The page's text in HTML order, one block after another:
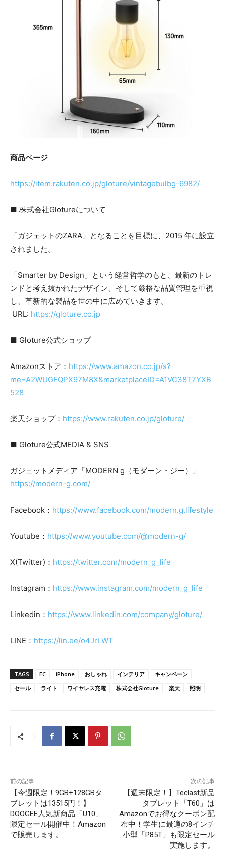
商品ページ
https://item.rakuten.co.jp/gloture/vintagebulbg-6982/
■ 株式会社Glotureについて
「ガジェットのZARA」となることを目標に、2015 年に設立
されました。
「Smarter by Design」という経営哲学のもと、最新のトレ
ンドと考え抜かれたデザイン、そして厳格な品質管理を重視
し、革新的な製品を世の中に広めていきます。
URL: https://gloture.co.jp
■ Gloture公式ショップ
Amazonストア： https://www.amazon.co.jp/s?
me=A2WUGFQPX97M8X&marketplaceID=A1VC38T7YXB
528
楽天ショップ： https://www.rakuten.co.jp/gloture/
■ Gloture公式MEDIA & SNS
ガジェットメディア「MODERN g（モダーン・ジー）」
https://modern-g.com/
Facebook： https://www.facebook.com/modern.g.lifestyle
Youtube： https://www.youtube.com/@modern-g/
X(Twitter)： https://twitter.com/modern_g_life
Instagram： https://www.instagram.com/modern_g_life
Linkedin： https://www.linkedin.com/company/gloture/
LINE： https://lin.ee/o4JrLWT
TAGS EC iPhone おしゃれ インテリア
キャンペーン
セール
ライト ワイヤレス充電 株式会社Gloture 楽天 照明
前の記事
【今週限定！9GB+128GBタ
ブレットは13515円！】
DOOGEE人気新商品「U10」
限定セール開催中！Amazon
で販売します。
次の記事
【週末限定！】Teclast新品
タブレット「T60」は
Amazonでお得なクーポン配
布中！学生に最適の8インチ
小型「P85T」も限定セール
実施します。